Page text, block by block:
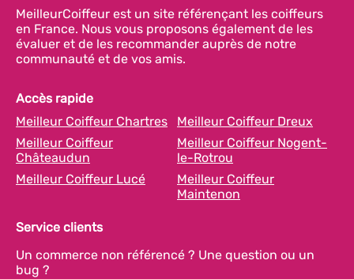
MeilleurCoiffeur est un site référençant les coiffeurs
en France. Nous vous proposons également de les
évaluer et de les recommander auprès de notre
communauté et de vos amis.
Accès rapide
Meilleur Coiffeur Chartres
Meilleur Coiffeur Dreux
Meilleur Coiffeur
Châteaudun
Meilleur Coiffeur Nogent-
le-Rotrou
Meilleur Coiffeur Lucé
Meilleur Coiffeur
Maintenon
Service clients
Un commerce non référencé ? Une question ou un
bug ?